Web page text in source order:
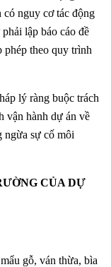
nguy cơ tác động
lập báo cáo đề
phép theo quy trình
lý ràng buộc trách
vận hành dự án về
ngừa sự cố môi
CỦA DỰ
gỗ, ván thừa, bìa